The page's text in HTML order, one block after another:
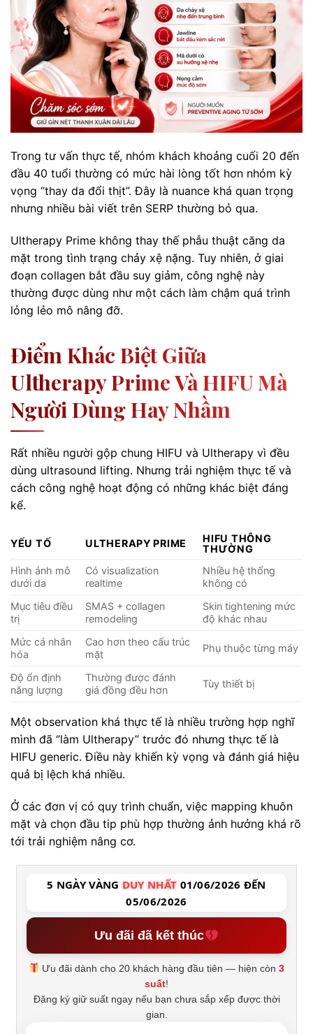
Trong tư vấn thực tế, nhóm khách khoảng cuối 20 đến
đầu 40 tuổi thường có mức hài lòng tốt hơn nhóm kỳ
vọng “thay da đổi thịt”. Đây là nuance khá quan trọng
nhưng nhiều bài viết trên SERP thường bỏ qua.
Ultherapy Prime không thay thế phẫu thuật căng da
mặt trong tình trạng chảy xệ nặng. Tuy nhiên, ở giai
đoạn collagen bắt đầu suy giảm, công nghệ này
thường được dùng như một cách làm chậm quá trình
lỏng lẻo mô nâng đỡ.
Điểm Khác Biệt Giữa
Ultherapy Prime Và HIFU Mà
Người Dùng Hay Nhầm
Rất nhiều người gộp chung HIFU và Ultherapy vì đều
dùng ultrasound lifting. Nhưng trải nghiệm thực tế và
cách công nghệ hoạt động có những khác biệt đáng
kể.
YẾU TỐ ULTHERAPY PRIME
HIFU THÔNG
THƯỜNG
Hình ảnh mô
dưới da
Có visualization
realtime
Nhiều hệ thống
không có
Mục tiêu điều
trị
SMAS + collagen
remodeling
Skin tightening mức
độ khác nhau
Mức cá nhân
hóa
Cao hơn theo cấu trúc
mặt
Phụ thuộc từng máy
Độ ổn định
năng lượng
Thường được đánh
giá đồng đều hơn
Tùy thiết bị
Một observation khá thực tế là nhiều trường hợp nghĩ
mình đã “làm Ultherapy” trước đó nhưng thực tế là
HIFU generic. Điều này khiến kỳ vọng và đánh giá hiệu
quả bị lệch khá nhiều.
Ở các đơn vị có quy trình chuẩn, việc mapping khuôn
mặt và chọn đầu tip phù hợp thường ảnh hưởng khá rõ
tới trải nghiệm nâng cơ.
5 NGÀY VÀNG DUY NHẤT 01/06/2026 ĐẾN
05/06/2026
Ưu đãi đã kết thúc
Ưu đãi dành cho 20 khách hàng đầu tiên — hiện còn3
suất!
Đăng ký giữ suất ngay nếu bạn chưa sắp xếp được thời
gian.